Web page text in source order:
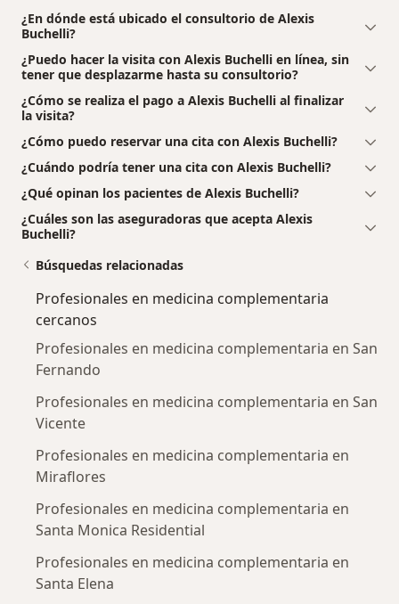
¿En dónde está ubicado el consultorio de Alexis
Buchelli?
¿Puedo hacer la visita con Alexis Buchelli en línea, sin
tener que desplazarme hasta su consultorio?
¿Cómo se realiza el pago a Alexis Buchelli al finalizar
la visita?
¿Cómo puedo reservar una cita con Alexis Buchelli?
¿Cuándo podría tener una cita con Alexis Buchelli?
¿Qué opinan los pacientes de Alexis Buchelli?
¿Cuáles son las aseguradoras que acepta Alexis
Buchelli?
Búsquedas relacionadas
Profesionales en medicina complementaria
cercanos
Profesionales en medicina complementaria en San
Fernando
Profesionales en medicina complementaria en San
Vicente
Profesionales en medicina complementaria en
Miraflores
Profesionales en medicina complementaria en
Santa Monica Residential
Profesionales en medicina complementaria en
Santa Elena